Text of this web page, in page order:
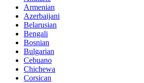
Armenian
Azerbaijani
Belarusian
Bengali
Bosnian
Bulgarian
Cebuano
Chichewa
Corsican